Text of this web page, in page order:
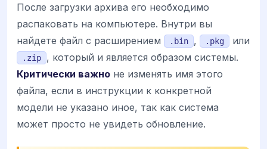
После загрузки архива его необходимо
распаковать на компьютере. Внутри вы
найдете файл с расширением
.bin , .pkg или
.zip
, который и является образом системы.
Критически важно не изменять имя этого
файла, если в инструкции к конкретной
модели не указано иное, так как система
может просто не увидеть обновление.